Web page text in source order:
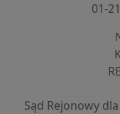
01-
Sąd Rejonowy